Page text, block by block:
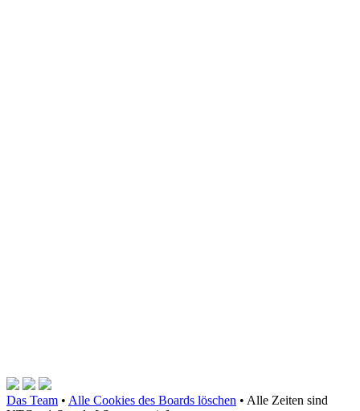
Das Team • Alle Cookies des Boards löschen • Alle Zeiten sind